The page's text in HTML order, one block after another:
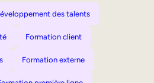
des talents
Formation client
Formation externe